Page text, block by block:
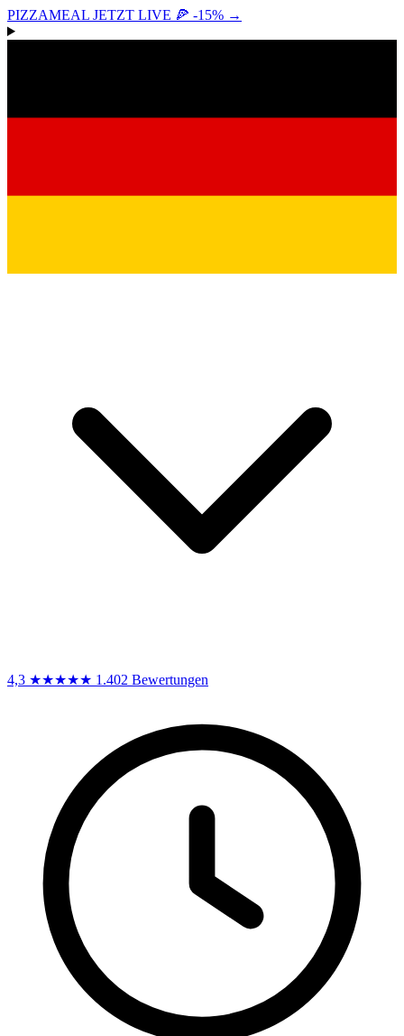
PIZZAMEAL JETZT LIVE 🍕 -15% →
4,3 ★★★★★ 1.402 Bewertungen